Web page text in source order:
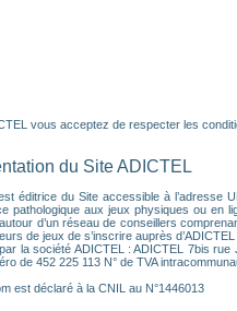
vous acceptez de respecter les
du Site ADICTEL
éditrice du Site accessible à l’adresse
pathologique aux jeux physiques ou en
d’un réseau de conseillers
de jeux de s’inscrire auprès
la société ADICTEL : ADICTEL 7bis
de 452 225 113 N° de TVA
est déclaré à la CNIL au N°1446013